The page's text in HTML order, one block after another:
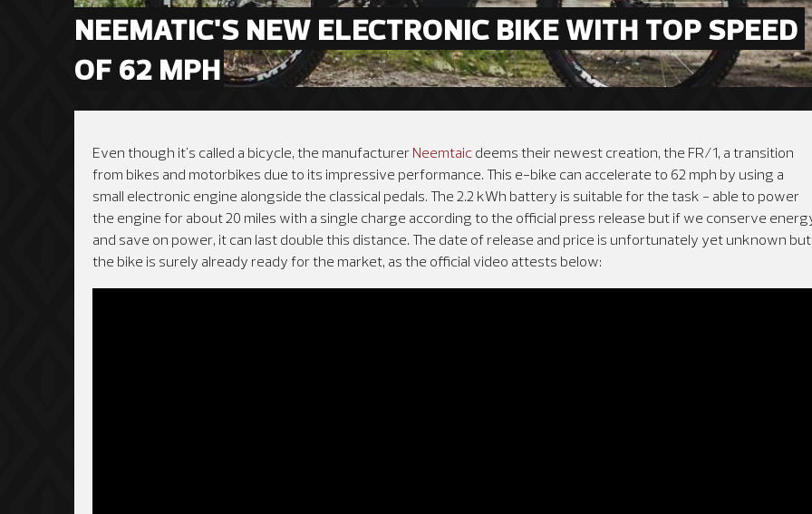
NEEMATIC'S NEW ELECTRONIC BIKE WITH TOP SPEED
OF 62 MPH
Even though it's called a bicycle, the manufacturer Neemtaic deems their newest creation, the FR/1, a transition
from bikes and motorbikes due to its impressive performance. This e-bike can accelerate to 62 mph by using a
small electronic engine alongside the classical pedals. The 2.2 kWh battery is suitable for the task - able to power
the engine for about 20 miles with a single charge according to the official press release but if we conserve
and save on power, it can last double this distance. The date of release and price is unfortunately yet unknown but
the bike is surely already ready for the market, as the official video attests below: